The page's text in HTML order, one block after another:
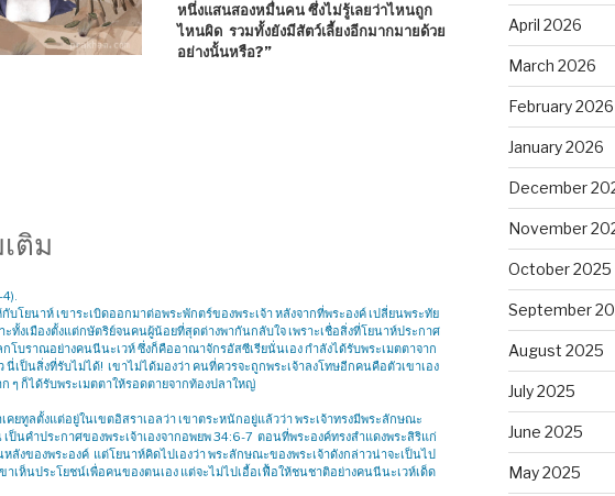
หนึ่งแสนสองหมื่นคน ซึ่งไม่รู้เลยว่าไหนถูก
ไหนผิด รวมทั้งยังมีสัตว์เลี้ยงอีกมากมายด้วย
อย่างนั้นหรือ?”
ติม
บโยนาห์ เขาระเบิดออกมาต่อพระพักตร์ของพระเจ้า หลังจากที่พระองค์ เปลี่ยนพระทัย
ะทั้งเมืองตั้งแต่กษัตริย์จนคนผู้น้อยที่สุดต่างพากันกลับใจ เพราะเชื่อสิ่งที่โยนาห์ประกาศ
กโบราณอย่างคนนีนะเวห์ ซึ่งก็คืออาณาจักรอัสซีเรียนั่นเอง กำลังได้รับพระเมตตาจาก
นี่เป็นสิ่งที่รับไม่ได้! เขาไม่ได้มองว่า คนที่ควรจะถูกพระเจ้าลงโทษอีกคนคือตัวเขาเอง
ๆ ก็ได้รับพระเมตตาให้รอดตายจากท้องปลาใหญ่
คยทูลตั้งแต่อยู่ในเขตอิสราเอลว่า เขาตระหนักอยู่แล้วว่า พระเจ้าทรงมีพระลักษณะ
เป็นคำประกาศของพระเจ้าเองจากอพยพ 34:6-7 ตอนที่พระองค์ทรงสำแดงพระสิริแก่
หลังของพระองค์​ แต่โยนาห์คิดไปเองว่า พระลักษณะของพระเจ้าดังกล่าวน่าจะเป็นไป
าเห็นประโยชน์เพื่อคนของตนเอง แต่จะไม่ไปเอื้อเฟื้อให้ชนชาติอย่างคนนีนะเวห์เด็ด
April 2026
March 2026
February 2026
January 2026
December
November
October 2025
September
August 2025
July 2025
June 2025
May 2025